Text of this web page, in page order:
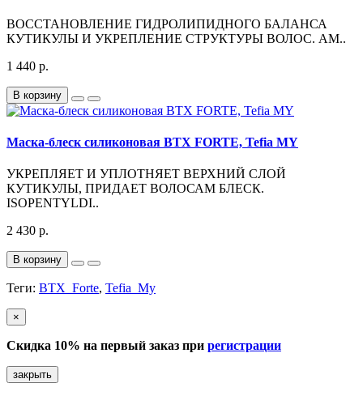
ВОССТАНОВЛЕНИЕ ГИДРОЛИПИДНОГО БАЛАНСА
КУТИКУЛЫ И УКРЕПЛЕНИЕ СТРУКТУРЫ ВОЛОС. AM..
1 440 р.
В корзину
Маска-блеск силиконовая BTX FORTE, Tefia MY
УКРЕПЛЯЕТ И УПЛОТНЯЕТ ВЕРХНИЙ СЛОЙ
КУТИКУЛЫ, ПРИДАЕТ ВОЛОСАМ БЛЕСК.
ISOPENTYLDI..
2 430 р.
В корзину
Теги: BTX_Forte, Tefia_My
×
Скидка 10% на первый заказ при регистрации
закрыть